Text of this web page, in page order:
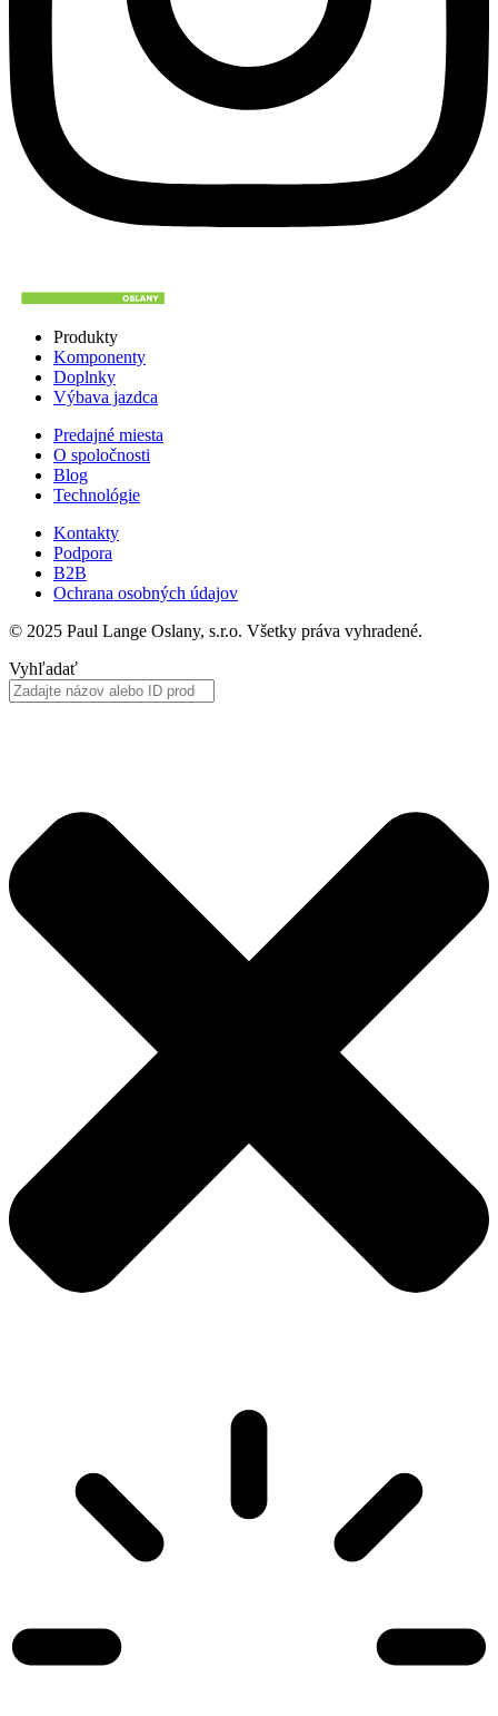
Produkty
Komponenty
Doplnky
Výbava jazdca
Predajné miesta
O spoločnosti
Blog
Technológie
Kontakty
Podpora
B2B
Ochrana osobných údajov
© 2025 Paul Lange Oslany, s.r.o. Všetky práva vyhradené.
Vyhľadať